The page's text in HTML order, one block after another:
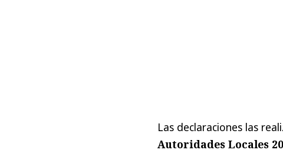
Las declaraciones las
Autoridades Locales